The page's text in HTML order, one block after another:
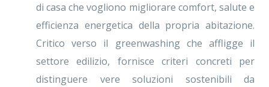
di casa che vogliono migliorare comfort, salute e
efficienza energetica della propria abitazione.
Critico verso il greenwashing che affligge il
settore edilizio, fornisce criteri concreti per
distinguere vere soluzioni sostenibili da